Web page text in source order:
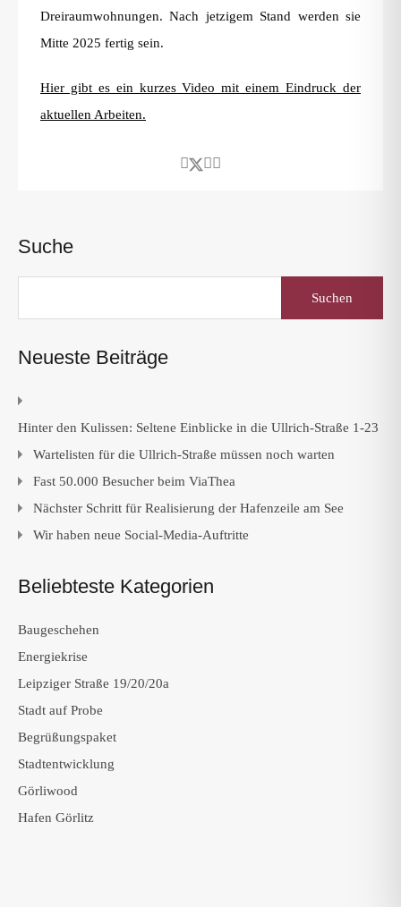
Dreiraumwohnungen. Nach jetzigem Stand werden sie
Mitte 2025 fertig sein.
Hier gibt es ein kurzes Video mit einem Eindruck der
aktuellen Arbeiten.
Suche
Neueste Beiträge
Hinter den Kulissen: Seltene Einblicke in die Ullrich-Straße 1-23
Wartelisten für die Ullrich-Straße müssen noch warten
Fast 50.000 Besucher beim ViaThea
Nächster Schritt für Realisierung der Hafenzeile am See
Wir haben neue Social-Media-Auftritte
Beliebteste Kategorien
Baugeschehen
Energiekrise
Leipziger Straße 19/20/20a
Stadt auf Probe
Begrüßungspaket
Stadtentwicklung
Görliwood
Hafen Görlitz